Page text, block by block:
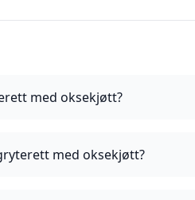
med oksekjøtt?
med oksekjøtt?